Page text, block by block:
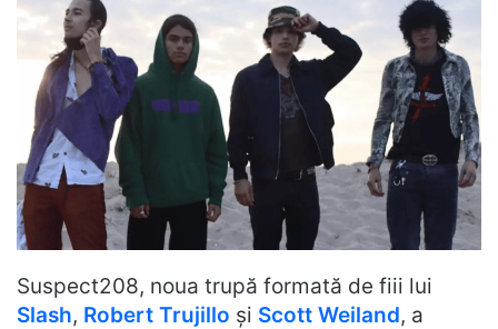
Suspect208, noua trupă formată de fiii lui
Slash, Robert Trujillo și Scott Weiland, a